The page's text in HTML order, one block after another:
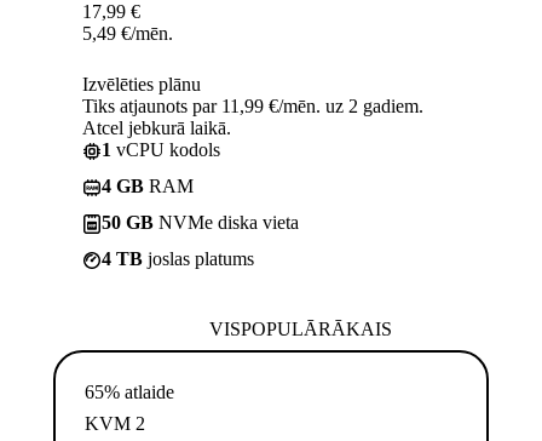
17,99 €
5,49 €/mēn.
Izvēlēties plānu
Tiks atjaunots par 11,99 €/mēn. uz 2 gadiem.
Atcel jebkurā laikā.
1 vCPU kodols
4 GB RAM
50 GB NVMe diska vieta
4 TB joslas platums
VISPOPULĀRĀKAIS
65% atlaide
KVM 2